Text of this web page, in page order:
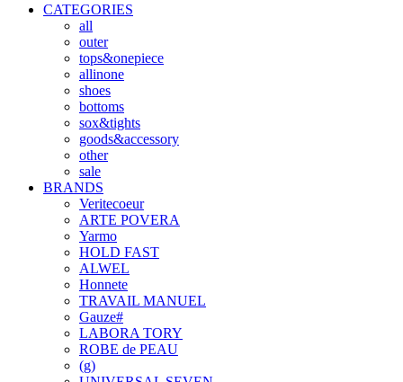
CATEGORIES
all
outer
tops&onepiece
allinone
shoes
bottoms
sox&tights
goods&accessory
other
sale
BRANDS
Veritecoeur
ARTE POVERA
Yarmo
HOLD FAST
ALWEL
Honnete
TRAVAIL MANUEL
Gauze#
LABORA TORY
ROBE de PEAU
(g)